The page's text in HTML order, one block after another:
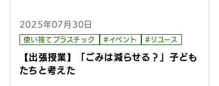
2025年07月30日
使い捨てプラスチック #イベント #リユース
【出張授業】「ごみは減らせる？」子ども
たちと考えた